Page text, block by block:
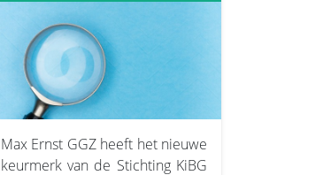
Max Ernst GGZ heeft het nieuwe
keurmerk van de Stichting KiBG